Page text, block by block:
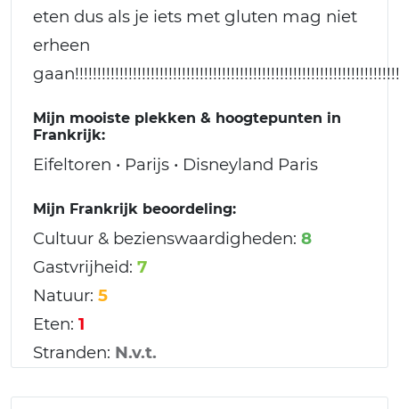
eten dus als je iets met gluten mag niet
erheen
Mijn mooiste plekken & hoogtepunten in
Frankrijk:
Eifeltoren • Parijs • Disneyland Paris
Mijn Frankrijk beoordeling:
Cultuur & bezienswaardigheden: 8
Gastvrijheid: 7
Natuur: 5
Eten: 1
Stranden: N.v.t.